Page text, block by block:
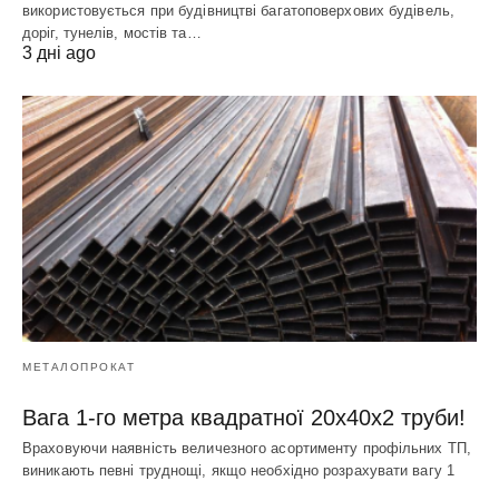
використовується при будівництві багатоповерхових будівель,
доріг, тунелів, мостів та…
3 дні ago
МЕТАЛОПРОКАТ
Вага 1-го метра квадратної 20х40х2 труби!
Враховуючи наявність величезного асортименту профільних ТП,
виникають певні труднощі, якщо необхідно розрахувати вагу 1